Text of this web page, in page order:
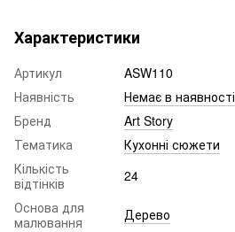
Характеристики
Артикул
ASW110
Наявність
Немає в наявності
Бренд
Art Story
Тематика
Кухонні сюжети
Кількість
відтінків
24
Основа для
малювання
Дерево